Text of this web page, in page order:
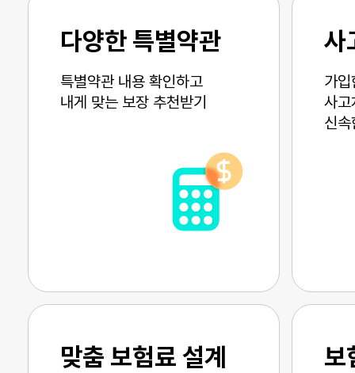
다양한 특별약관
특별약관 내용 확인하고
내게 맞는 보장 추천받기
사
가
사고
신
맞춤 보험료 설계 보